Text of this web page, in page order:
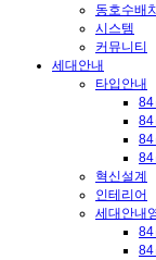
동호수배
시스템
커뮤니티
세대안내
타입안내
84
84
84
84
혁신설계
인테리어
세대안내
84
84